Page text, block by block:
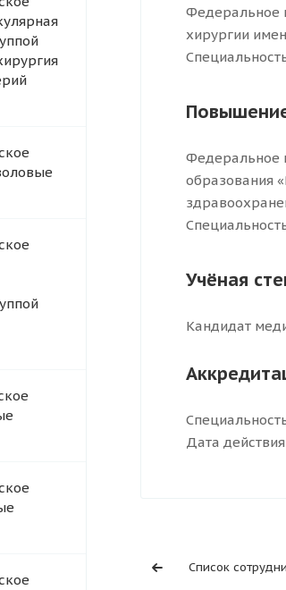
Федеральное
хирургии
Федеральное
образования
Учёная
Кандидат
Дата
Список